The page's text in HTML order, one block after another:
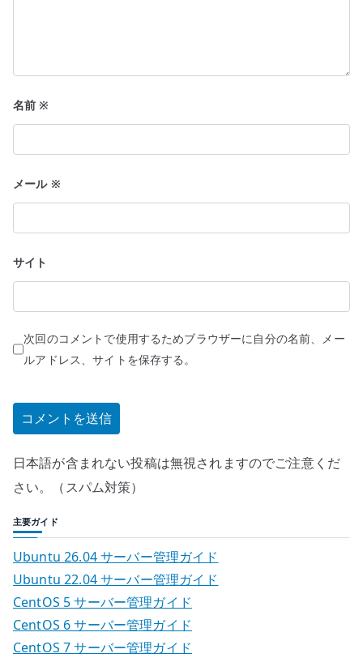
名前※
メール ※
サイト
次回のコメントで使用するためブラウザーに自分の名前、メー
ルアドレス、サイトを保存する。
日本語が含まれない投稿は無視されますのでご注意くだ
さい。（スパム対策）
主要ガイド
Ubuntu 26.04 サーバー管理ガイド
Ubuntu 22.04 サーバー管理ガイド
CentOS 5 サーバー管理ガイド
CentOS 6 サーバー管理ガイド
CentOS 7 サーバー管理ガイド